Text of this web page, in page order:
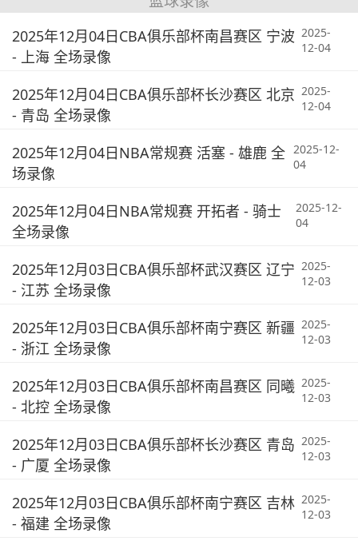
2025年12月04日CBA俱乐部杯南昌赛区 宁波
- 上海 全场录像
2025-
12-04
2025年12月04日CBA俱乐部杯长沙赛区 北京
- 青岛 全场录像
2025-
12-04
2025年12月04日NBA常规赛 活塞 - 雄鹿 全
场录像
2025-12-
04
2025年12月04日NBA常规赛 开拓者 - 骑士
全场录像
2025-12-
04
2025年12月03日CBA俱乐部杯武汉赛区 辽宁
- 江苏 全场录像
2025-
12-03
2025年12月03日CBA俱乐部杯南宁赛区 新疆
- 浙江 全场录像
2025-
12-03
2025年12月03日CBA俱乐部杯南昌赛区 同曦
- 北控 全场录像
2025-
12-03
2025年12月03日CBA俱乐部杯长沙赛区 青岛
- 广厦 全场录像
2025-
12-03
2025年12月03日CBA俱乐部杯南宁赛区 吉林
- 福建 全场录像
2025-
12-03